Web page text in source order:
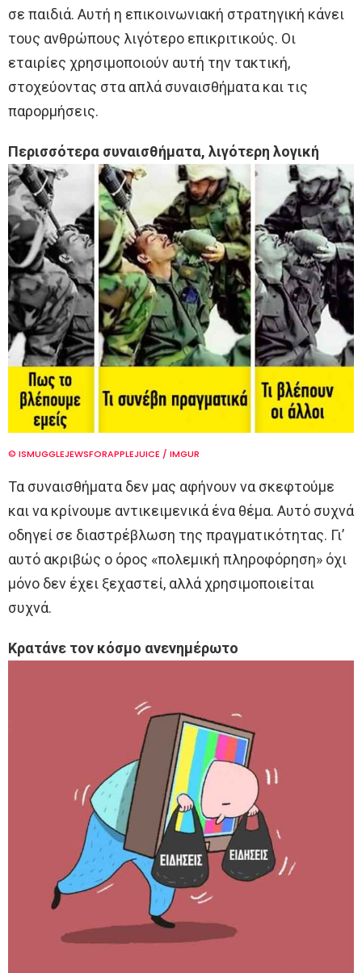
σε παιδιά. Αυτή η επικοινωνιακή στρατηγική κάνει
τους ανθρώπους λιγότερο επικριτικούς. Οι
εταιρίες χρησιμοποιούν αυτή την τακτική,
στοχεύοντας στα απλά συναισθήματα και τις
παρορμήσεις.
Περισσότερα συναισθήματα, λιγότερη λογική
© ISMUGGLEJEWSFORAPPLEJUICE / IMGUR
Τα συναισθήματα δεν μας αφήνουν να σκεφτούμε
και να κρίνουμε αντικειμενικά ένα θέμα. Αυτό συχνά
οδηγεί σε διαστρέβλωση της πραγματικότητας. Γι’
αυτό ακριβώς ο όρος «πολεμική πληροφόρηση» όχι
μόνο δεν έχει ξεχαστεί, αλλά χρησιμοποιείται
συχνά.
Κρατάνε τον κόσμο ανενημέρωτο